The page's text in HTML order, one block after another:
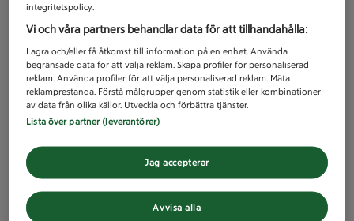
integritetspolicy.
Vi och våra partners behandlar data för att tillhandahålla:
Lagra och/eller få åtkomst till information på en enhet. Använda
begränsade data för att välja reklam. Skapa profiler för personaliserad
reklam. Använda profiler för att välja personaliserad reklam. Mäta
reklamprestanda. Förstå målgrupper genom statistik eller kombinationer
av data från olika källor. Utveckla och förbättra tjänster.
Lista över partner (leverantörer)
Avvisa alla
Jag accepterar